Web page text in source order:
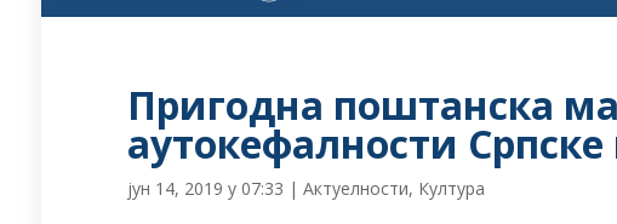
Пригодна поштанска
аутокефалности Српске
јун 14, 2019 у 07:33 |Актуелности, Култура